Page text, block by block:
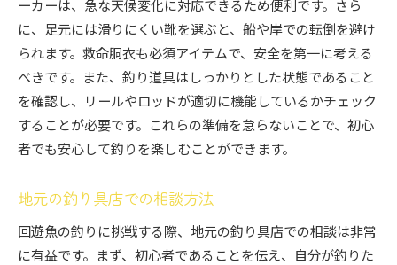
ーカーは、急な天候変化に対応できるため便利です。さら
に、足元には滑りにくい靴を選ぶと、船や岸での転倒を避け
られます。救命胴衣も必須アイテムで、安全を第一に考える
べきです。また、釣り道具はしっかりとした状態であること
を確認し、リールやロッドが適切に機能しているかチェック
することが必要です。これらの準備を怠らないことで、初心
者でも安心して釣りを楽しむことができます。
地元の釣り具店での相談方法
回遊魚の釣りに挑戦する際、地元の釣り具店での相談は非常
に有益です。まず、初心者であることを伝え、自分が釣りた